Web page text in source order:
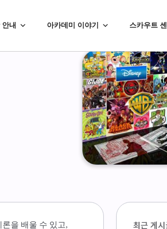
안내 아카데미 이야기 스카우트
을 배울 수 있고, 최근 게